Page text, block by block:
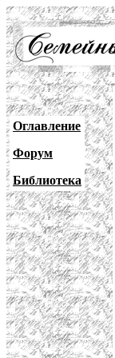
Оглавление
Форум
Библиотека